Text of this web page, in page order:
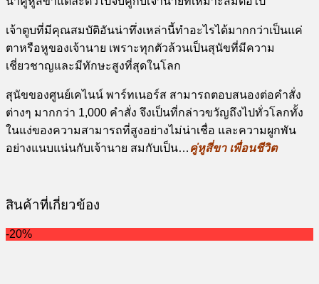
เจ้าตูบที่มีคุณสมบัติอันน่าทึ่งเหล่านี้ทำอะไรได้มากกว่าเป็นแค่
ตาหรือหูของเจ้านาย เพราะทุกตัวล้วนเป็นสุนัขที่มีความ
เชี่ยวชาญและมีทักษะสูงที่สุดในโลก
สุนัขของศูนย์เคไนน์ พาร์ทเนอร์ส สามารถตอบสนองต่อคำสั่ง
ต่างๆ มากกว่า 1,000 คำสั่ง จึงเป็นที่กล่าวขวัญถึงไปทั่วโลกทั้ง
ในแง่ของความสามารถที่สูงอย่างไม่น่าเชื่อ และความผูกพัน
อย่างแนบแน่นกับเจ้านาย สมกับเป็น… คู่หูสี่ขา เพื่อนชีวิต
สินค้าที่เกี่ยวข้อง
-20%